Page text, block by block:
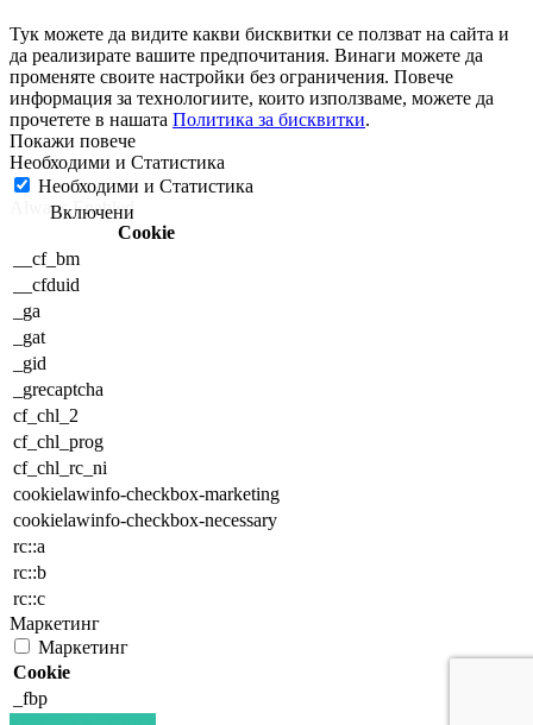
Тук можете да видите какви бисквитки се ползват на сайта и
да реализирате вашите предпочитания. Винаги можете да
променяте своите настройки без ограничения. Повече
информация за технологиите, които използваме, можете да
прочетете в нашата Политика за бисквитки.
Необходими и Статистика
Необходими и Статистика
Always Enabled
Cookie
__cf_bm
__cfduid
_ga
_gat
_gid
_grecaptcha
cf_chl_2
cf_chl_prog
cf_chl_rc_ni
cookielawinfo-checkbox-marketing
cookielawinfo-checkbox-necessary
rc::a
rc::b
rc::c
Маркетинг
Маркетинг
Cookie
_fbp